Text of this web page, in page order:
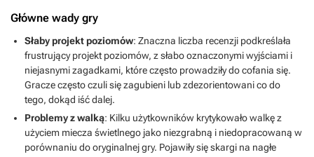
Główne wady gry
Słaby projekt poziomów: Znaczna liczba recenzji podkreślała
frustrujący projekt poziomów, z słabo oznaczonymi wyjściami i
niejasnymi zagadkami, które często prowadziły do cofania się.
Gracze często czuli się zagubieni lub zdezorientowani co do
tego, dokąd iść dalej.
Problemy z walką: Kilku użytkowników krytykowało walkę z
użyciem miecza świetlnego jako niezgrabną i niedopracowaną w
porównaniu do oryginalnej gry. Pojawiły się skargi na nagłe